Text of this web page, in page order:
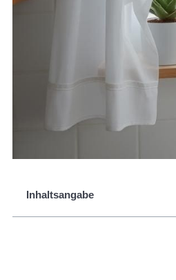
Inhaltsangabe